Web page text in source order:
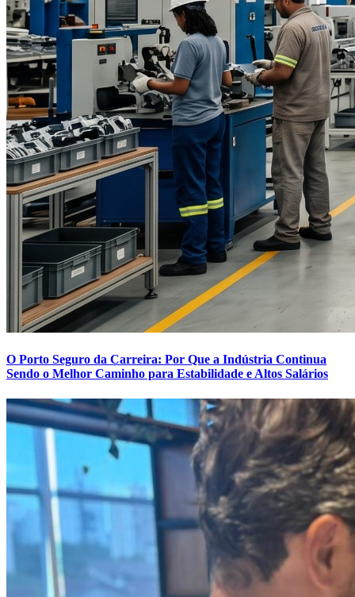
O Porto Seguro da Carreira: Por Que a Indústria Continua
Sendo o Melhor Caminho para Estabilidade e Altos Salários